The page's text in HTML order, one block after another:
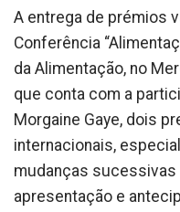
A entrega de prémios
Conferência
da Alimentação, no
que conta com a
Morgaine Gaye, dois
internacionais,
mudanças sucessivas
apresentação e